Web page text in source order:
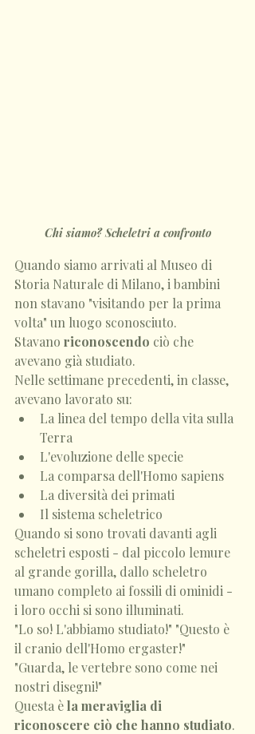
Chi siamo? Scheletri a confronto
Quando siamo arrivati al Museo di
Storia Naturale di Milano, i bambini
non stavano "visitando per la prima
volta" un luogo sconosciuto.
Stavano riconoscendo ciò che
avevano già studiato.
Nelle settimane precedenti, in classe,
avevano lavorato su:
La linea del tempo della vita sulla
Terra
L'evoluzione delle specie
La comparsa dell'Homo sapiens
La diversità dei primati
Il sistema scheletrico
Quando si sono trovati davanti agli
scheletri esposti - dal piccolo lemure
al grande gorilla, dallo scheletro
umano completo ai fossili di ominidi -
i loro occhi si sono illuminati.
"Lo so! L'abbiamo studiato!" "Questo è
il cranio dell'Homo ergaster!"
"Guarda, le vertebre sono come nei
nostri disegni!"
Questa è la meraviglia di
riconoscere ciò che hanno studiato.